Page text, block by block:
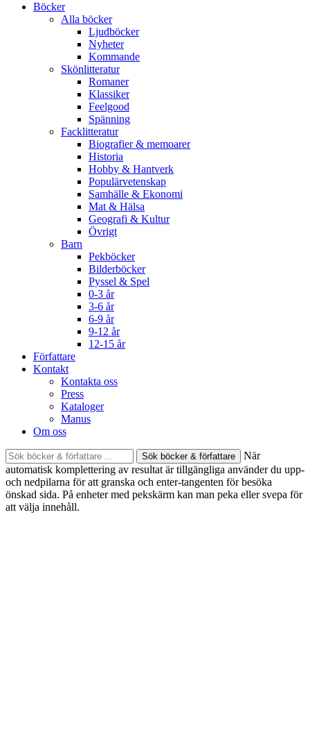
Böcker
Alla böcker
Ljudböcker
Nyheter
Kommande
Skönlitteratur
Romaner
Klassiker
Feelgood
Spänning
Facklitteratur
Biografier & memoarer
Historia
Hobby & Hantverk
Populärvetenskap
Samhälle & Ekonomi
Mat & Hälsa
Geografi & Kultur
Övrigt
Barn
Pekböcker
Bilderböcker
Pyssel & Spel
0-3 år
3-6 år
6-9 år
9-12 år
12-15 år
Författare
Kontakt
Kontakta oss
Press
Kataloger
Manus
Om oss
Sök
böcker
&
författare
efter:
När
automatisk komplettering av resultat är tillgängliga använder du upp-
och nedpilarna för att granska och enter-tangenten för besöka
önskad sida. På enheter med pekskärm kan man peka eller svepa för
att välja innehåll.